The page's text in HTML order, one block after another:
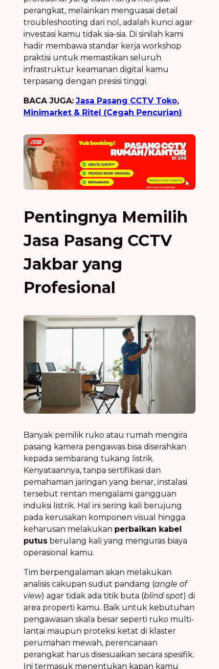
perangkat, melainkan menguasai detail
troubleshooting dari nol, adalah kunci agar
investasi kamu tidak sia-sia. Di sinilah kami
hadir membawa standar kerja workshop
praktisi untuk memastikan seluruh
infrastruktur keamanan digital kamu
terpasang dengan presisi tinggi.
BACA JUGA: Jasa Pasang CCTV Toko,
Minimarket & Ritel (Cegah Pencurian)
Pentingnya Memilih
Jasa Pasang CCTV
Jakbar yang
Profesional
Banyak pemilik ruko atau rumah mengira
pasang kamera pengawas bisa diserahkan
kepada sembarang tukang listrik.
Kenyataannya, tanpa sertifikasi dan
pemahaman jaringan yang benar, instalasi
tersebut rentan mengalami gangguan
induksi listrik. Hal ini sering kali berujung
pada kerusakan komponen visual hingga
keharusan melakukan perbaikan kabel
putus berulang kali yang menguras biaya
operasional kamu.
Tim berpengalaman akan melakukan
analisis cakupan sudut pandang (angle of
view) agar tidak ada titik buta (blind spot) di
area properti kamu. Baik untuk kebutuhan
pengawasan skala besar seperti ruko multi-
lantai maupun proteksi ketat di klaster
perumahan mewah, perencanaan
perangkat harus disesuaikan secara spesifik.
Ini termasuk menentukan kapan kamu